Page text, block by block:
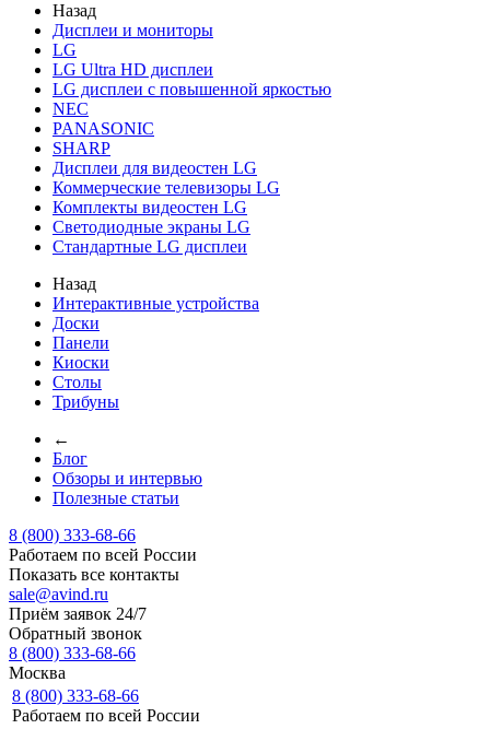
Назад
Дисплеи и мониторы
LG
LG Ultra HD дисплеи
LG дисплеи с повышенной яркостью
NEC
PANASONIC
SHARP
Дисплеи для видеостен LG
Коммерческие телевизоры LG
Комплекты видеостен LG
Светодиодные экраны LG
Стандартные LG дисплеи
Назад
Интерактивные устройства
Доски
Панели
Киоски
Столы
Трибуны
←
Блог
Обзоры и интервью
Полезные статьи
8 (800) 333-68-66
Работаем по всей России
Показать все контакты
sale@avind.ru
Приём заявок 24/7
Обратный звонок
8 (800) 333-68-66
Москва
8 (800) 333-68-66
Работаем по всей России